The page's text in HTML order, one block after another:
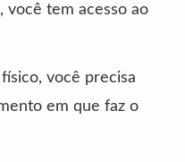
você tem acesso ao
você precisa
em que faz o